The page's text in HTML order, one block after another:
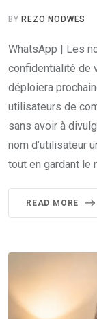
BYREZO NODWES
WhatsApp | Les
confidentialité de
déploiera
utilisateurs de
sans avoir à
nom d’utilisateur
tout en gardant le
READ MORE